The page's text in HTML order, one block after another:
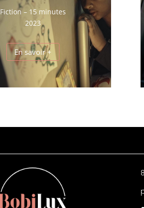
Fiction – 15 minutes
2023
En savoir +